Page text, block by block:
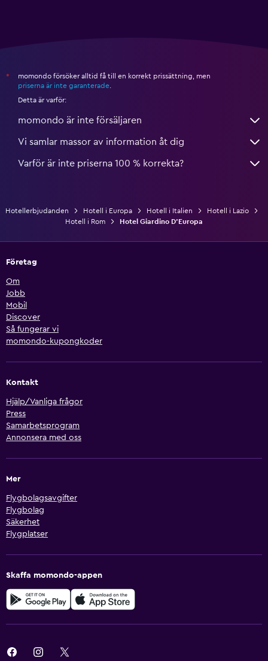
*
momondo försöker alltid få till en korrekt prissättning, men
priserna är inte garanterade
Detta är varför:
momondo är inte försäljaren
Vi samlar massor av information åt dig
Varför är inte priserna 100 % korrekta?
Hotellerbjudanden Hotell i Europa Hotell i Italien
Hotell i Lazio
Hotell i Rom
Hotel Giardino D'Europa
Företag
Om
Jobb
Mobil
Discover
Så fungerar vi
momondo-kupongkoder
Kontakt
Hjälp/Vanliga frågor
Press
Samarbetsprogram
Annonsera med oss
Mer
Flygbolagsavgifter
Flygbolag
Säkerhet
Flygplatser
Skaffa momondo-appen